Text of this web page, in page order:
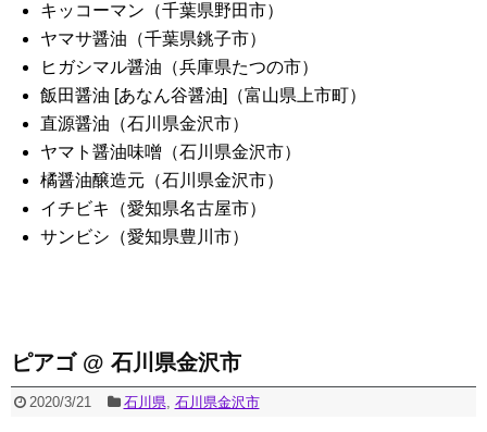
キッコーマン（千葉県野田市）
ヤマサ醤油（千葉県銚子市）
ヒガシマル醤油（兵庫県たつの市）
飯田醤油 [あなん谷醤油]（富山県上市町）
直源醤油（石川県金沢市）
ヤマト醤油味噌（石川県金沢市）
橘醤油醸造元（石川県金沢市）
イチビキ（愛知県名古屋市）
サンビシ（愛知県豊川市）
ピアゴ @ 石川県金沢市
2020/3/21 石川県, 石川県金沢市